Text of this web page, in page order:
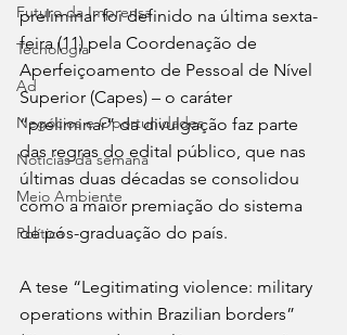
Futuro da Imprensa
Tecnologia
Ad
Negócios e Oportunidades
Notícias da semana
Meio Ambiente
Política
preliminar foi definido na última sexta-
feira (11) pela Coordenação de
Aperfeiçoamento de Pessoal de Nível
Superior (Capes) – o caráter
“preliminar” da divulgação faz parte
das regras do edital público, que nas
últimas duas décadas se consolidou
como a maior premiação do sistema
de pós-graduação do país.
A tese “Legitimating violence: military
operations within Brazilian borders”